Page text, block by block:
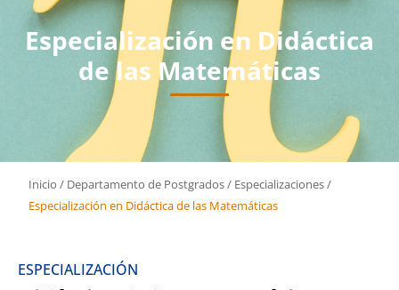
Especialización en Didáctica
de las Matemáticas
Inicio / Departamento de Postgrados/ Especializaciones/
Especialización en Didáctica de las Matemáticas
ESPECIALIZACIÓN